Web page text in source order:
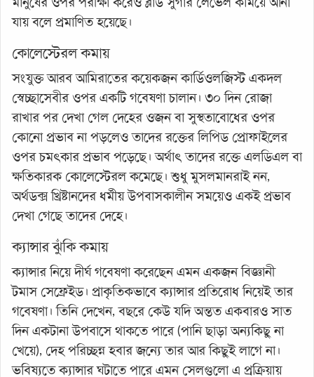
যায় বলে প্রমাণিত হয়েছে।
কোলেস্টেরল কমায়
সংযুক্ত আরব আমিরাতের কয়েকজন কার্ডিওলজিস্ট একদল
স্বেচ্ছাসেবীর ওপর একটি গবেষণা চালান। ৩০ দিন রোজা
রাখার পর দেখা গেল দেহের ওজন বা সুস্থতাবোধের ওপর
কোনো প্রভাব না পড়লেও তাদের রক্তের লিপিড প্রোফাইলের
ওপর চমৎকার প্রভাব পড়েছে। অর্থাৎ তাদের রক্তে এলডিএল বা
ক্ষতিকারক কোলেস্টেরল কমেছে। শুধু মুসলমানরাই নন,
অর্থডক্স খ্রিষ্টানদের ধর্মীয় উপবাসকালীন সময়েও একই প্রভাব
দেখা গেছে তাদের দেহে।
ক্যান্সার ঝুঁকি কমায়
ক্যান্সার নিয়ে দীর্ঘ গবেষণা করেছেন এমন একজন বিজ্ঞানী
টমাস সেফ্রেইড। প্রাকৃতিকভাবে ক্যান্সার প্রতিরোধ নিয়েই তার
গবেষণা। তিনি দেখেন, বছরে কেউ যদি অন্তত একবারও সাত
দিন একটানা উপবাসে থাকতে পারে (পানি ছাড়া অন্যকিছু না
খেয়ে), দেহ পরিচ্ছন্ন হবার জন্যে তার আর কিছুই লাগে না।
ভবিষ্যতে ক্যান্সার ঘটাতে পারে এমন সেলগুলো এ প্রক্রিয়ায়